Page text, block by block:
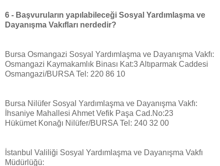
6 - Başvuruların yapılabileceği Sosyal Yardımlaşma ve
Dayanışma Vakıfları nerdedir?
Bursa Osmangazi Sosyal Yardımlaşma ve Dayanışma Vakfı:
Osmangazi Kaymakamlık Binası Kat:3 Altıparmak Caddesi
Osmangazi/BURSA Tel: 220 86 10
Bursa Nilüfer Sosyal Yardımlaşma ve Dayanışma Vakfı:
İhsaniye Mahallesi Ahmet Vefik Paşa Cad.No:23
Hükümet Konağı Nilüfer/BURSA Tel: 240 32 00
İstanbul Valiliği Sosyal Yardımlaşma ve Dayanışma Vakfı
Müdürlüğü: